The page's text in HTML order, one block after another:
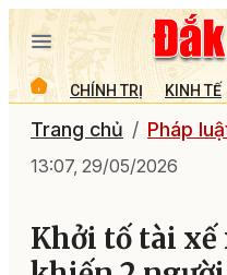
CHÍNH TRỊ KINH TẾ
Trang chủ Pháp
13:07, 29/05/2026
Khởi tố tài xế